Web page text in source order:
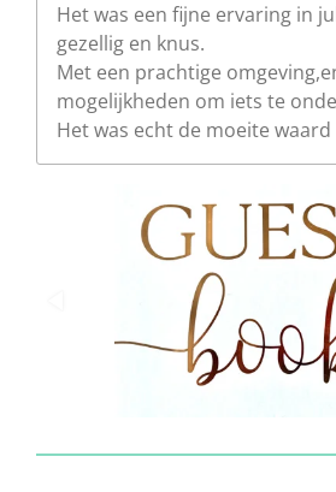
Het was een fijne ervaring in
gezellig en knus.
Met een prachtige
mogelijkheden om iets te
Het was echt de moeite waard